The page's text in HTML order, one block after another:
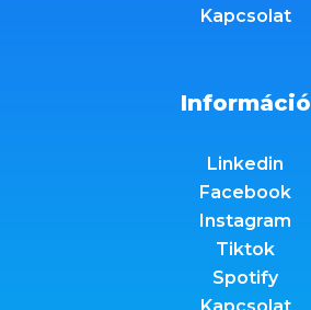
Kapcsolat
Információ
Linkedin
Facebook
Instagram
Tiktok
Spotify